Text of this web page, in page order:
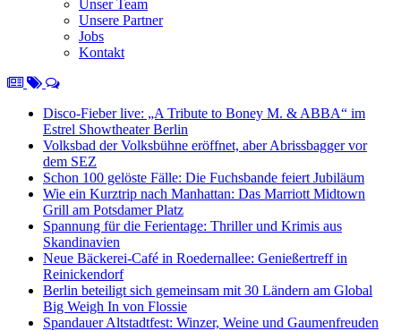
Unser Team
Unsere Partner
Jobs
Kontakt
Disco-Fieber live: „A Tribute to Boney M. & ABBA“ im
Estrel Showtheater Berlin
Volksbad der Volksbühne eröffnet, aber Abrissbagger vor
dem SEZ
Schon 100 gelöste Fälle: Die Fuchsbande feiert Jubiläum
Wie ein Kurztrip nach Manhattan: Das Marriott Midtown
Grill am Potsdamer Platz
Spannung für die Ferientage: Thriller und Krimis aus
Skandinavien
Neue Bäckerei-Café in Roedernallee: Genießertreff in
Reinickendorf
Berlin beteiligt sich gemeinsam mit 30 Ländern am Global
Big Weigh In von Flossie
Spandauer Altstadtfest: Winzer, Weine und Gaumenfreuden